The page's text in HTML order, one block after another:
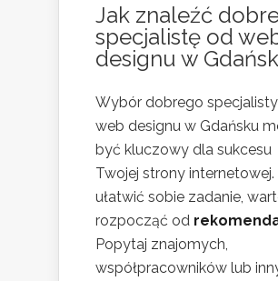
Jak znaleźć
specjalistę od
designu w
Wybór dobrego
web designu w Gdańsku
być kluczowy dla sukcesu
Twojej strony
ułatwić sobie zadanie,
rozpocząć od
Popytaj znajomych,
współpracowników lub